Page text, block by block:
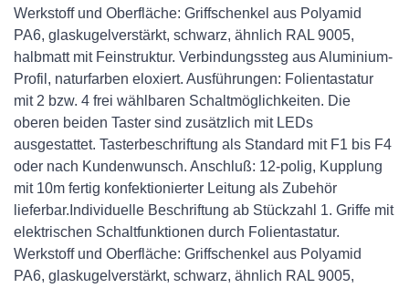
Werkstoff und Oberfläche: Griffschenkel aus Polyamid
PA6, glaskugelverstärkt, schwarz, ähnlich RAL 9005,
halbmatt mit Feinstruktur. Verbindungssteg aus Aluminium-
Profil, naturfarben eloxiert. Ausführungen: Folientastatur
mit 2 bzw. 4 frei wählbaren Schaltmöglichkeiten. Die
oberen beiden Taster sind zusätzlich mit LEDs
ausgestattet. Tasterbeschriftung als Standard mit F1 bis F4
oder nach Kundenwunsch. Anschluß: 12-polig, Kupplung
mit 10m fertig konfektionierter Leitung als Zubehör
lieferbar.Individuelle Beschriftung ab Stückzahl 1. Griffe mit
elektrischen Schaltfunktionen durch Folientastatur.
Werkstoff und Oberfläche: Griffschenkel aus Polyamid
PA6, glaskugelverstärkt, schwarz, ähnlich RAL 9005,